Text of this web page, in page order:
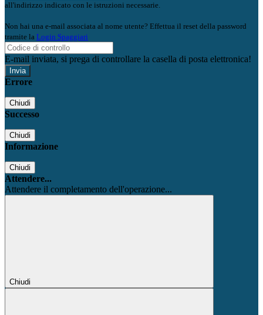
all'indirizzo indicato con le istruzioni necessarie.
Non hai una e-mail associata al nome utente? Effettua il reset della password
tramite la Login Spaggiari
E-mail inviata, si prega di controllare la casella di posta elettronica!
Errore
Chiudi
Successo
Chiudi
Informazione
Chiudi
Attendere...
Attendere il completamento dell'operazione...
Chiudi